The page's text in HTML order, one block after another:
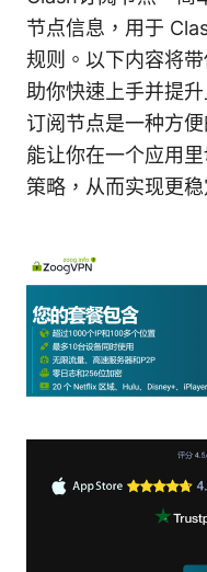
节点信息，用于
规则。以下内容将
助你快速上手并提
订阅节点是一种方
能让你在一个应用
策略，从而实现更